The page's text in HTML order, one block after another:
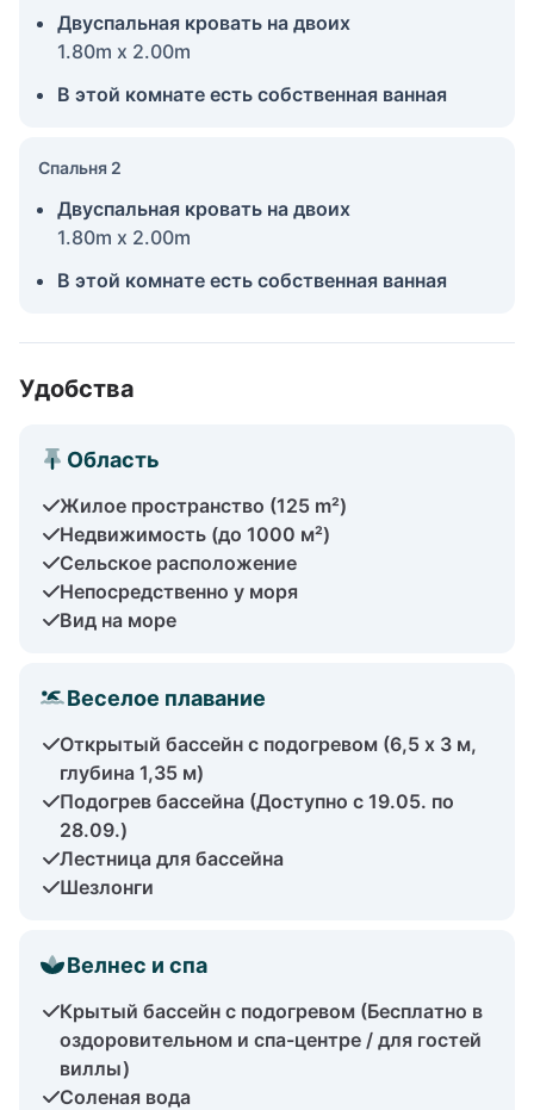
Двуспальная кровать на двоих
1.80m x 2.00m
В этой комнате есть собственная ванная
Спальня 2
Двуспальная кровать на двоих
1.80m x 2.00m
В этой комнате есть собственная ванная
Удобства
Область
Жилое пространство (125 m²)
Недвижимость (до 1000 м²)
Сельское расположение
Непосредственно у моря
Вид на море
Веселое плавание
Открытый бассейн с подогревом (6,5 x 3 м,
глубина 1,35 м)
Подогрев бассейна (Доступно с 19.05. по
28.09.)
Лестница для бассейна
Шезлонги
Велнес и спа
Крытый бассейн с подогревом (Бесплатно в
оздоровительном и спа-центре / для гостей
виллы)
Соленая вода